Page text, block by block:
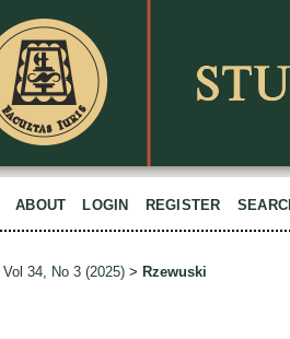
ABOUT LOGIN REGISTER
Vol 34, No 3 (2025) > Rzewuski